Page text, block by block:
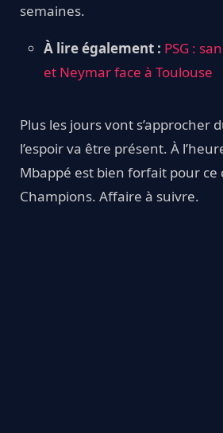
semaines.
À lire également : PSG :
et Neymar face à Toulouse
Plus les jours vont s’approcher
l’espoir va être présent. À
Mbappé est bien forfait pour ce
Champions. Affaire à suivre.